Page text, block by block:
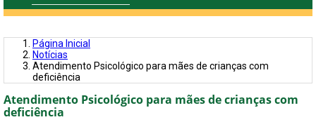
Página Inicial
Notícias
Atendimento Psicológico para mães de crianças com
deficiência
Atendimento Psicológico para mães de crianças com
deficiência